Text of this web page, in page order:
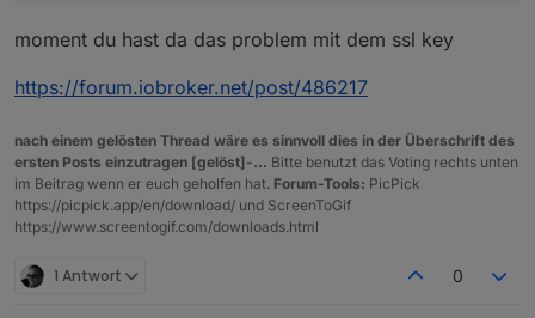
moment du hast da das problem mit dem ssl key
https://forum.iobroker.net/post/486217
nach einem gelösten Thread wäre es sinnvoll dies in der Überschrift des
ersten Posts einzutragen [gelöst]-... Bitte benutzt das Voting rechts unten
im Beitrag wenn er euch geholfen hat. Forum-Tools: PicPick
https://picpick.app/en/download/ und ScreenToGif
https://www.screentogif.com/downloads.html
1 Antwort 0